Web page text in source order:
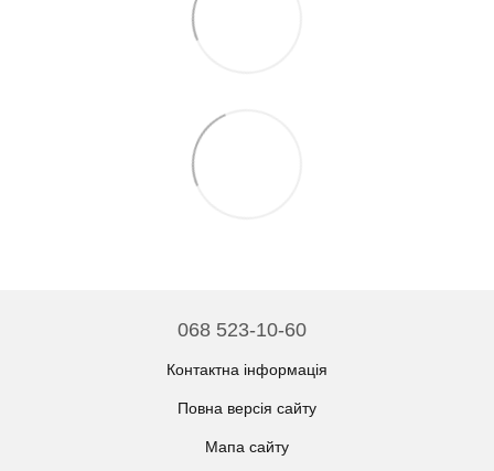
068 523-10-60
Контактна інформація
Повна версія сайту
Мапа сайту